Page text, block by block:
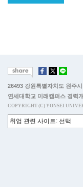
26493 강원특별자치도 원주
연세대학교 미래캠퍼스 경력
COPYRIGHT (C) YONSEI